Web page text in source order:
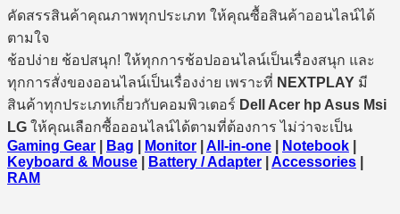
คัดสรรสินค้าคุณภาพทุกประเภท ให้คุณซื้อสินค้าออนไลน์ได้
ตามใจ
ช้อปง่าย ช้อปสนุก! ให้ทุกการช้อปออนไลน์เป็นเรื่องสนุก และ
ทุกการสั่งของออนไลน์เป็นเรื่องง่าย เพราะที่ NEXTPLAY มี
สินค้าทุกประเภทเกี่ยวกับคอมพิวเตอร์ Dell Acer hp Asus Msi
LG ให้คุณเลือกซื้อออนไลน์ได้ตามที่ต้องการ ไม่ว่าจะเป็น
Gaming Gear
Bag Monitor All-in-one Notebook
Keyboard & Mouse
Battery / Adapter Accessories
RAM